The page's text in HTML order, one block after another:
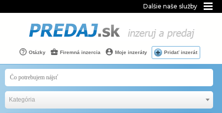
Dalšie naše služby
Otázky Firemná inzercia Moje inzeráty Pridať inzerát
Kategória